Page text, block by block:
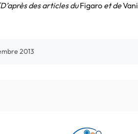
des articles duFigaro et de
2013